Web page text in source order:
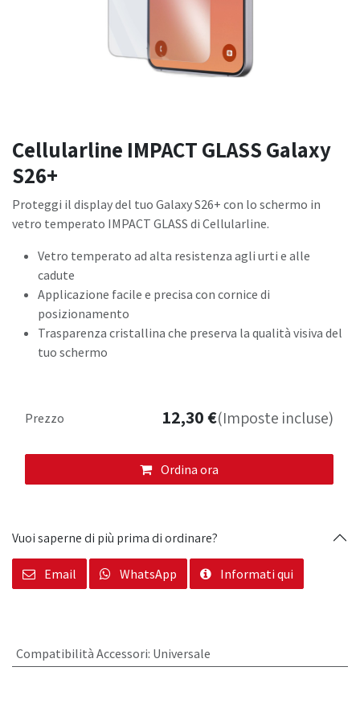
Cellularline IMPACT GLASS Galaxy
S26+
Proteggi il display del tuo Galaxy S26+ con lo schermo in
vetro temperato IMPACT GLASS di Cellularline.
Vetro temperato ad alta resistenza agli urti e alle
cadute
Applicazione facile e precisa con cornice di
posizionamento
Trasparenza cristallina che preserva la qualità visiva del
tuo schermo
Ordina ora
Prezzo 12,30€(Imposte incluse)
Vuoi saperne di più prima di ordinare?
Email WhatsApp Informati qui
Compatibilità Accessori: Universale